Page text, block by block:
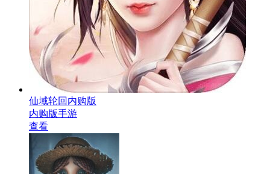
仙域轮回内购版
内购版手游
查看